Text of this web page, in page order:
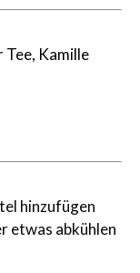
Tee, Kamille
hinzufügen
etwas abkühlen